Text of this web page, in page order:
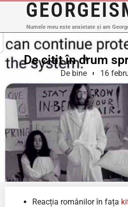
Numele meu este anxietate și am
De citit în drum
De bine 16
Reacția românilor în fața